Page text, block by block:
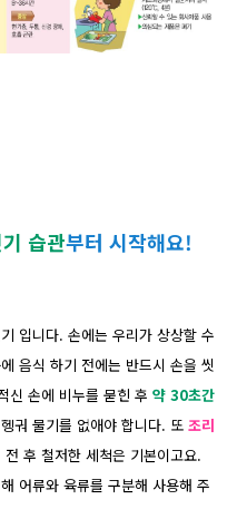
습관부터 시작해요!
입니다. 손에는 우리가 상상할 수
음식 하기 전에는 반드시 손을 씻
신 손에 비누를 묻힌 후 약 30초간
궈 물기를 없애야 합니다. 또 조리
후 철저한 세척은 기본이고요.
어류와 육류를 구분해 사용해 주